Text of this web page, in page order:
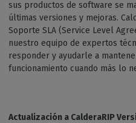
sus productos de software se
últimas versiones y mejoras.
Soporte SLA (Service Level
nuestro equipo de expertos
responder y ayudarle a
funcionamiento cuando más lo
Actualización a CalderaRIP